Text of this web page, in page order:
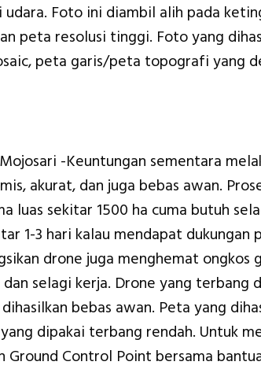
Foto ini diambil alih pada
peta resolusi tinggi. Foto yang
peta garis/peta topografi yang
-Keuntungan sementara
akurat, dan juga bebas awan.
luas sekitar 1500 ha cuma butuh
1-3 hari kalau mendapat dukungan
drone juga menghemat ongkos
selagi kerja. Drone yang terbang
bebas awan. Peta yang
dipakai terbang rendah. Untuk
Ground Control Point bersama